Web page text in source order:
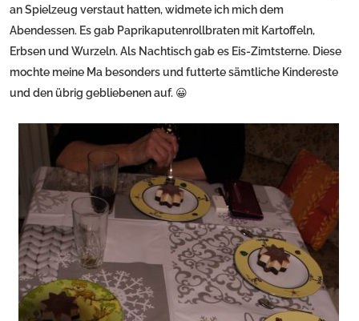
an Spielzeug verstaut hatten, widmete ich mich dem
Abendessen. Es gab Paprikaputenrollbraten mit Kartoffeln,
Erbsen und Wurzeln. Als Nachtisch gab es Eis-Zimtsterne. Diese
mochte meine Ma besonders und futterte sämtliche Kindereste
und den übrig gebliebenen auf. 😀